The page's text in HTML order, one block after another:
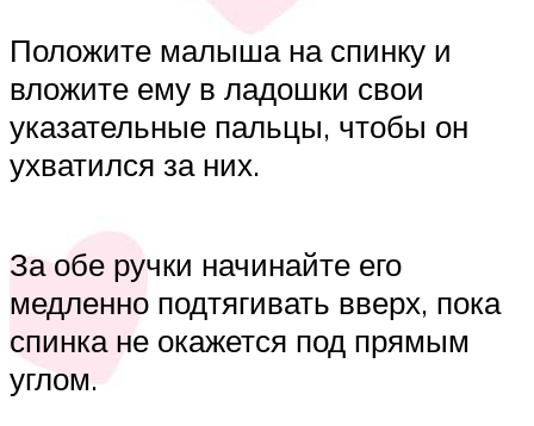
Положите малыша на спинку и
вложите ему в ладошки свои
указательные пальцы, чтобы он
ухватился за них.
За обе ручки начинайте его
медленно подтягивать вверх, пока
спинка не окажется под прямым
углом.